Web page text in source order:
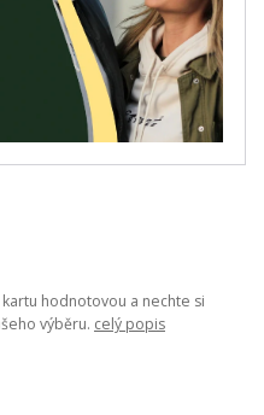
hodnotovou a nechte si
výběru. celý popis